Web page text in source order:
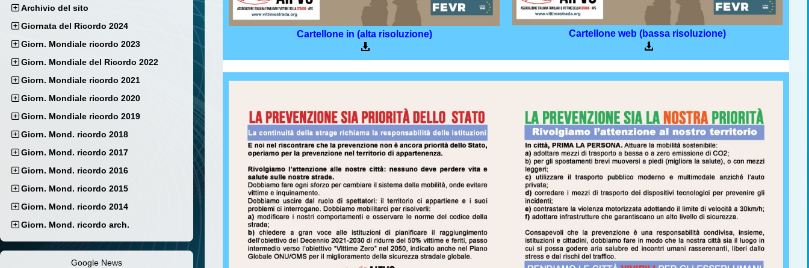
Archivio del sito
Giornata del Ricordo 2024
Giorn. Mondiale ricordo 2023
Giorn. Mondiale del Ricordo 2022
Giorn. Mondiale ricordo 2021
Giorn. Mondiale ricordo 2020
Giorn. Mondiale ricordo 2019
Giorn. Mond. ricordo 2018
Giorn. Mond. ricordo 2017
Giorn. Mond. ricordo 2016
Giorn. Mond. ricordo 2015
Giorn. Mond. ricordo 2014
Giorn. Mond. ricordo arch.
Google News
Cartellone in (alta risoluzione) Cartellone web (bassa risoluzione)